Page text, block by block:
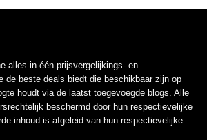
alles-in-één prijsvergelijkings- en
de beste deals biedt die beschikbaar zijn op
houdt via de laatst toegevoegde blogs. Alle
beschermd door hun respectievelijke
inhoud is afgeleid van hun respectievelijke